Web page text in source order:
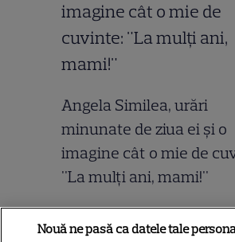
Angela Similea, urări
minunate de ziua ei și o
imagine cât o mie de
"La mulți ani, mami!"
Nouă ne pasă ca datele tale